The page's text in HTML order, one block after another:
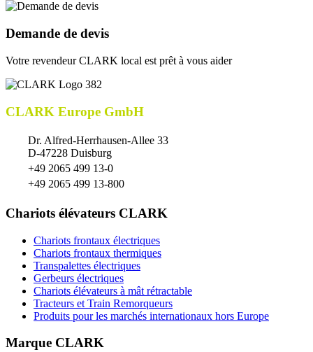
Demande de devis
Votre revendeur CLARK local est prêt à vous aider
CLARK Europe GmbH
Dr. Alfred-Herrhausen-Allee 33
D-47228 Duisburg
+49 2065 499 13-0
+49 2065 499 13-800
Chariots élévateurs CLARK
Chariots frontaux électriques
Chariots frontaux thermiques
Transpalettes électriques
Gerbeurs électriques
Chariots élévateurs à mât rétractable
Tracteurs et Train Remorqueurs
Produits pour les marchés internationaux hors Europe
Marque CLARK